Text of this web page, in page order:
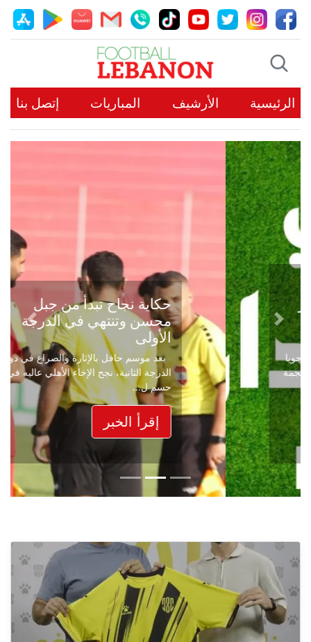
الرئيسية الأرشيف المباريات إتصل بنا
حكاية نجاح تبدأ من جبل
محسن وتنتهي في الدرجة
الأولى
بعد موسم حافل بالإثارة والصراع في دوري
الدرجة الثانية، نجح الإخاء الأهلي عاليه في
حسم ل...
إقرأ الخبر
Previous
Next